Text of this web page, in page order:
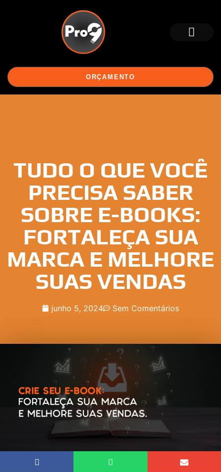
ORÇAMENTO
TUDO O QUE VOCÊ
PRECISA SABER
SOBRE E-BOOKS:
FORTALEÇA SUA
MARCA E MELHORE
SUAS VENDAS
junho 5, 2024 Sem Comentários